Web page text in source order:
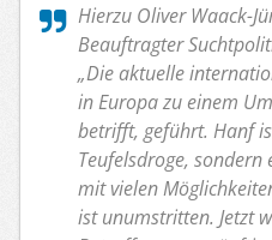
Hierzu Oliver Waack-
Beauftragter
„Die aktuelle
in Europa zu einem
betrifft, geführt. Hanf
Teufelsdroge,
mit vielen
ist unumstritten. Jetzt